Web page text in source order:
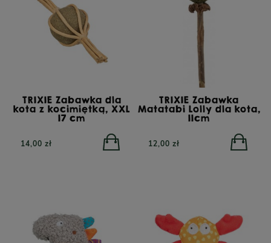
TRIXIE Zabawka dla
kota z kocimiętką, XXL
17 cm
14,00 zł
TRIXIE Zabawka
Matatabi Lolly dla kota,
11cm
12,00 zł